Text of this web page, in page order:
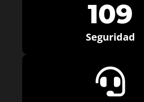
109
Seguridad
